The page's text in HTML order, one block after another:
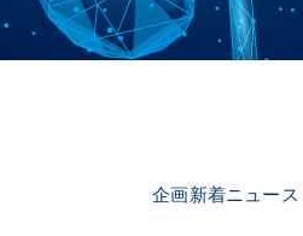
企画新着ニュース